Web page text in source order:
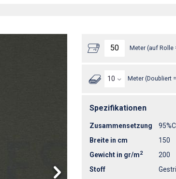
Meter (auf Rolle
Meter (Doubliert
Spezifikationen
Zusammensetzung
Breite in cm
150
Gewicht in gr/m2
200
Stoff